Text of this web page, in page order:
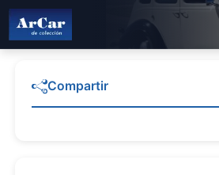
Compartir